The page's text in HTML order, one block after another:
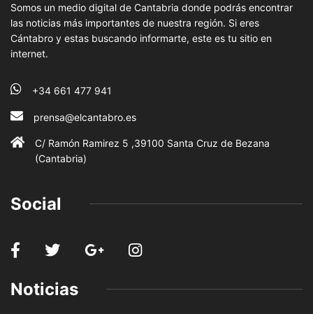
Somos un medio digital de Cantabria donde podrás encontrar
las noticias más importantes de nuestra región. Si eres
Cántabro y estas buscando informarte, este es tu sitio en
internet.
+34 661 477 941
prensa@elcantabro.es
C/ Ramón Ramirez 5 ,39100 Santa Cruz de Bezana
(Cantabria)
Social
Noticias